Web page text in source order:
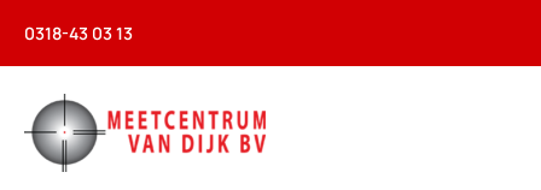
naar
de
inhoud
0318-43 03 13